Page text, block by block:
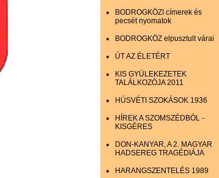
BODROGKÖZI címerek és
pecsét nyomatok
BODROGKÖZ elpusztult várai
ÚT AZ ÉLETÉRT
KIS GYÜLEKEZETEK
TALÁLKOZÓJA 2011
HÚSVÉTI SZOKÁSOK 1936
HÍREK A SZOMSZÉDBÓL -
KISGÉRES
DON-KANYAR, A 2. MAGYAR
HADSEREG TRAGÉDIÁJA
HARANGSZENTELÉS 1989